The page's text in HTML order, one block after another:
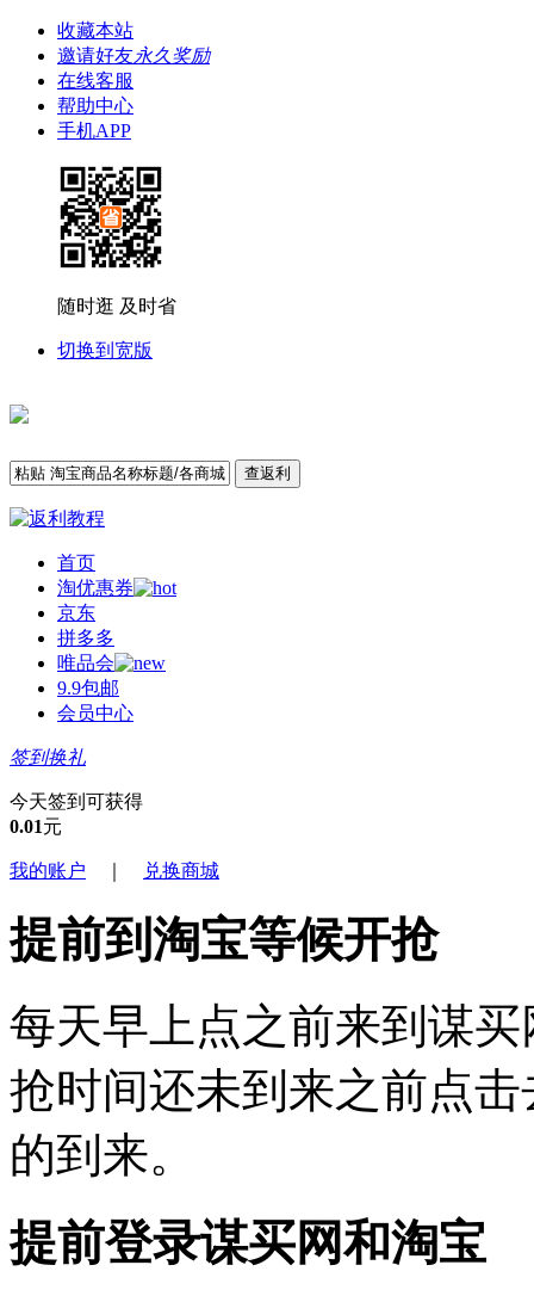
收藏本站
邀请好友永久奖励
在线客服
帮助中心
手机APP
随时逛 及时省
切换到宽版
查返利
首页
淘优惠券
京东
拼多多
唯品会
9.9包邮
会员中心
签到换礼
今天签到可获得
0.01元
我的账户 兑换商城
提前到淘宝等候开抢
每天早上点之前来到谋
抢时间还未到来之前点
的到来。
提前登录谋买网和淘宝